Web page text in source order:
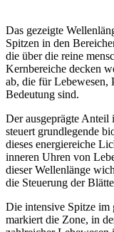
Das gezeigte
Spitzen in den
die über die reine
Kernbereiche decken
ab, die für Lebewesen,
Bedeutung sind.
Der ausgeprägte Anteil
steuert grundlegende
dieses energiereiche
inneren Uhren von
dieser Wellenlänge
die Steuerung der
Die intensive Spitze im
markiert die Zone, in